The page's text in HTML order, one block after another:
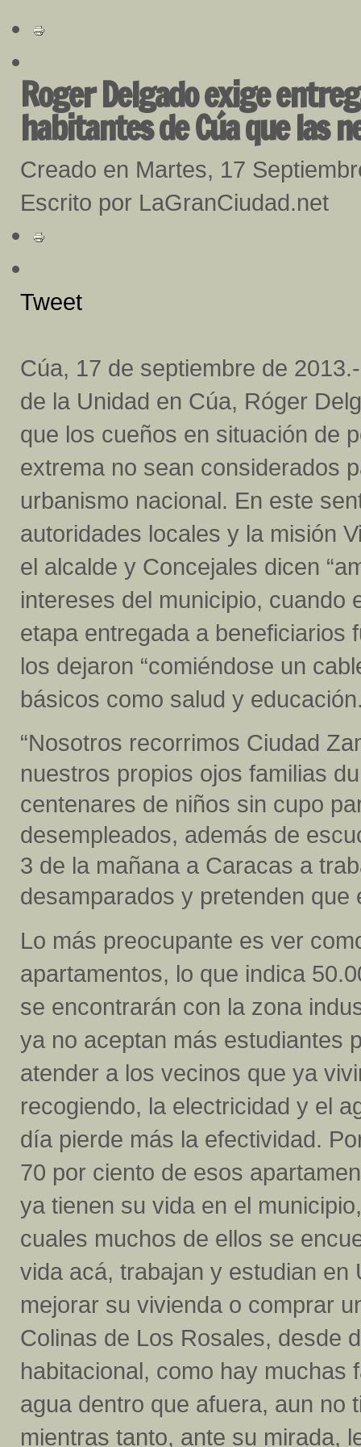
Roger Delgado exige
habitantes de Cúa que las
Creado en Martes, 17
Escrito por LaGranCiudad.net
Tweet
Cúa, 17 de septiembre de
de la Unidad en Cúa, Róger
que los cueños en situación de
extrema no sean considerados
urbanismo nacional. En este
autoridades locales y la misión
el alcalde y Concejales dicen
intereses del municipio, cuando
etapa entregada a beneficiarios
los dejaron “comiéndose un
básicos como salud y
“Nosotros recorrimos Ciudad
nuestros propios ojos familias
centenares de niños sin cupo
desempleados, además de
3 de la mañana a Caracas a
desamparados y pretenden que
Lo más preocupante es ver
apartamentos, lo que indica
se encontrarán con la zona
ya no aceptan más estudiantes
atender a los vecinos que ya
recogiendo, la electricidad y el
día pierde más la efectividad.
70 por ciento de esos
ya tienen su vida en el
cuales muchos de ellos se
vida acá, trabajan y estudian
mejorar su vivienda o comprar
Colinas de Los Rosales, desde
habitacional, como hay muchas
agua dentro que afuera, aun no
mientras tanto, ante su mirada,